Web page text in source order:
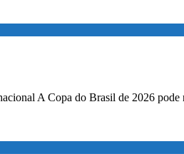
A Copa do Brasil de 2026 pode